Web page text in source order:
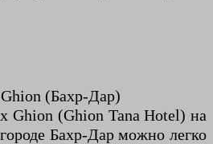
(Бахр-Дар)
Ghion (Ghion Tana Hotel) на
Бахр-Дар можно легко